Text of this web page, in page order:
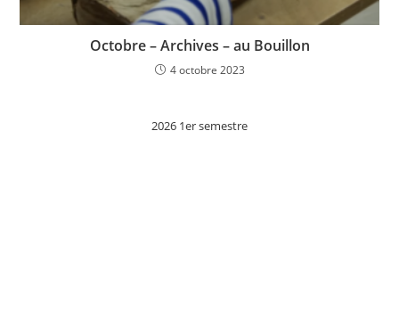
Octobre – Archives – au Bouillon
4 octobre 2023
2026 1er semestre